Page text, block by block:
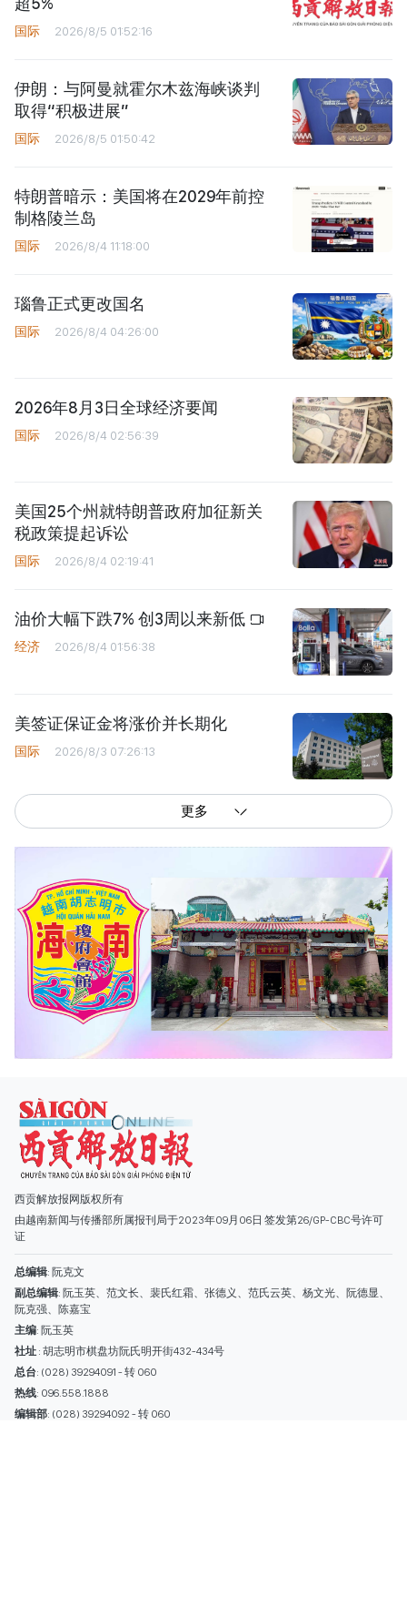
国际 2026/8/5 01:52:16
伊朗：与阿曼就霍尔木兹海峡谈判
取得“积极进展”
国际 2026/8/5 01:50:42
特朗普暗示：美国将在2029年前控
制格陵兰岛
国际 2026/8/4 11:18:00
瑙鲁正式更改国名
国际 2026/8/4 04:26:00
2026年8月3日全球经济要闻
国际 2026/8/4 02:56:39
美国25个州就特朗普政府加征新关
税政策提起诉讼
国际 2026/8/4 02:19:41
油价大幅下跌7% 创3周以来新低
经济 2026/8/4 01:56:38
美签证保证金将涨价并长期化
国际 2026/8/3 07:26:13
更多
西贡解放报网版权所有
由越南新闻与传播部所属报刊局于2023年09月06日 签发第26/GP-CBC号许可
副总编辑: 阮玉英、范文长、裴氏红霜、张德义、范氏云英、杨文光、阮德显、
阮克强、陈嘉宝
主编: 阮玉英
社址: 胡志明市棋盘坊阮氏明开街432-434号
总台: (028) 39294091 - 转 060
热线: 096.558.1888
编辑部: (028) 39294092 - 转 060
电子信箱
广告部
(028) 38334185
quangcaohoavan09@gmail.com;
类别